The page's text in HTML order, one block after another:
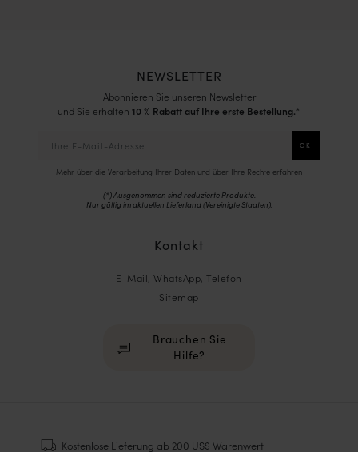
NEWSLETTER
Abonnieren Sie unseren Newsletter
und Sie erhalten 10 % Rabatt auf Ihre erste Bestellung.*
Mehr über die Verarbeitung Ihrer Daten und über Ihre Rechte erfahren
(*) Ausgenommen sind reduzierte Produkte.
Nur gültig im aktuellen Lieferland (Vereinigte Staaten).
Kontakt
E-Mail, WhatsApp, Telefon
Sitemap
Brauchen Sie
Hilfe?
SneakersKostenlose Lieferung ab 200 US$ Warenwert